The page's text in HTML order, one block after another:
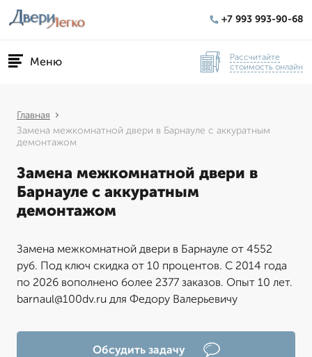
+7 993 993-90-68
Меню
Рассчитайте
стоимость онлайн
Главная
Замена межкомнатной двери в Барнауле с аккуратным
демонтажом
Замена межкомнатной двери в
Барнауле с аккуратным
демонтажом
Замена межкомнатной двери в Барнауле от 4552
руб. Под ключ скидка от 10 процентов. С 2014 года
по 2026 вополнено более 2377 заказов. Опыт 10 лет.
barnaul@100dv.ru для Федору Валерьевичу
Обсудить задачу